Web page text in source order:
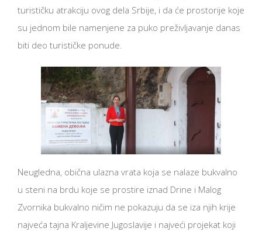
turističku atrakciju ovog dela Srbije, i da će prostorije koje
su jednom bile namenjene za puko preživljavanje danas
biti deo turističke ponude.
Neugledna, obična ulazna vrata koja se nalaze bukvalno
u steni na brdu koje se prostire iznad Drine i Malog
Zvornika bukvalno ničim ne pokazuju da se iza njih krije
najveća tajna Kraljevine Jugoslavije i najveći projekat koji